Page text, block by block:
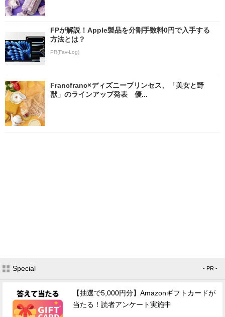
FPが解説！Apple製品を分割手数料0円で入手する
方法とは？
PR(Fav-Log)
Francfranc×ディズニープリンセス、「美女と野
獣」のラインアップ発表 優...
Special - PR -
【抽選で5,000円分】Amazonギフトカードが
当たる！読者アンケート実施中